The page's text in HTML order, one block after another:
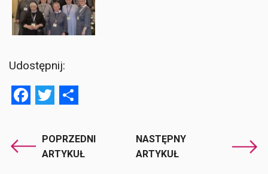
Udostępnij:
Facebook
Twitter
POPRZEDNI
ARTYKUŁ
NASTĘPNY
ARTYKUŁ